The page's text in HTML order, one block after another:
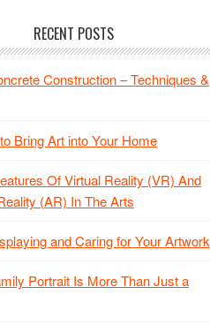
RECENT POSTS
Construction – Techniques &
Bring Art into Your Home
Of Virtual Reality (VR) And
(AR) In The Arts
and Caring for Your Artwork
Portrait Is More Than Just a